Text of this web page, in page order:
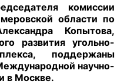
82-40
комиссии
области по
Копытова,
развития угольно-
поддержаны
научно-
в Москве.